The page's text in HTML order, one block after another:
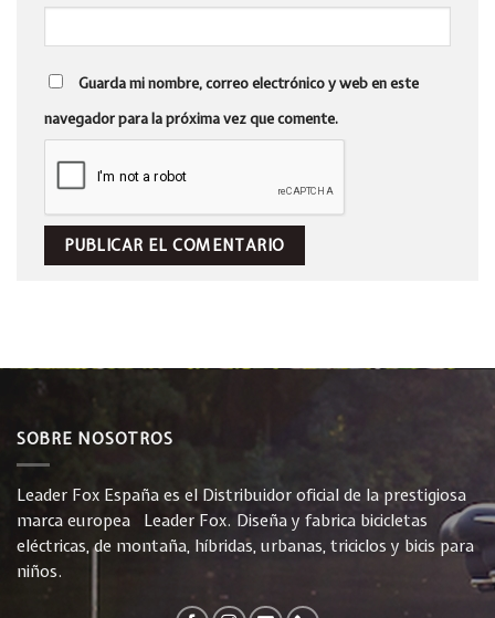
Guarda mi nombre, correo electrónico y web en este
navegador para la próxima vez que comente.
SOBRE NOSOTROS
Leader Fox España es el Distribuidor oficial de la prestigiosa
marca europea Leader Fox. Diseña y fabrica bicicletas
eléctricas, de montaña, híbridas, urbanas, triciclos y bicis para
niños.